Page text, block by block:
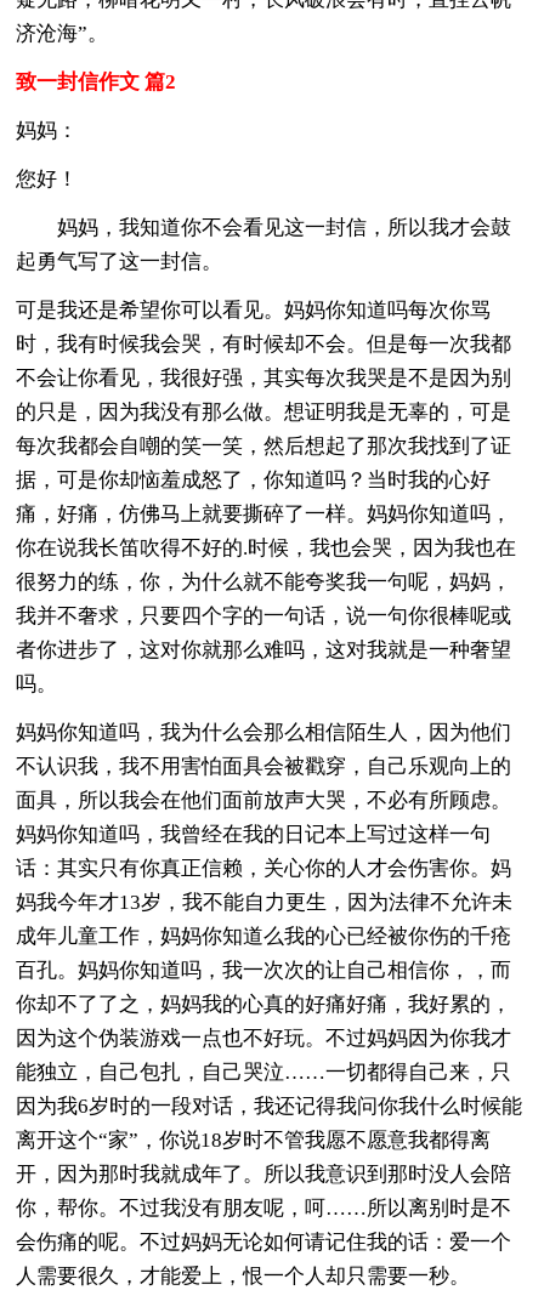
济沧海”。
致一封信作文 篇2
妈妈：
您好！
妈妈，我知道你不会看见这一封信，所以我才会鼓
起勇气写了这一封信。
可是我还是希望你可以看见。妈妈你知道吗每次你骂
时，我有时候我会哭，有时候却不会。但是每一次我都
不会让你看见，我很好强，其实每次我哭是不是因为别
的只是，因为我没有那么做。想证明我是无辜的，可是
每次我都会自嘲的笑一笑，然后想起了那次我找到了证
据，可是你却恼羞成怒了，你知道吗？当时我的心好
痛，好痛，仿佛马上就要撕碎了一样。妈妈你知道吗，
你在说我长笛吹得不好的.时候，我也会哭，因为我也在
很努力的练，你，为什么就不能夸奖我一句呢，妈妈，
我并不奢求，只要四个字的一句话，说一句你很棒呢或
者你进步了，这对你就那么难吗，这对我就是一种奢望
吗。
妈妈你知道吗，我为什么会那么相信陌生人，因为他们
不认识我，我不用害怕面具会被戳穿，自己乐观向上的
面具，所以我会在他们面前放声大哭，不必有所顾虑。
妈妈你知道吗，我曾经在我的日记本上写过这样一句
话：其实只有你真正信赖，关心你的人才会伤害你。妈
妈我今年才13岁，我不能自力更生，因为法律不允许未
成年儿童工作，妈妈你知道么我的心已经被你伤的千疮
百孔。妈妈你知道吗，我一次次的让自己相信你，，而
你却不了了之，妈妈我的心真的好痛好痛，我好累的，
因为这个伪装游戏一点也不好玩。不过妈妈因为你我才
能独立，自己包扎，自己哭泣……一切都得自己来，只
因为我6岁时的一段对话，我还记得我问你我什么时候能
离开这个“家”，你说18岁时不管我愿不愿意我都得离
开，因为那时我就成年了。所以我意识到那时没人会陪
你，帮你。不过我没有朋友呢，呵……所以离别时是不
会伤痛的呢。不过妈妈无论如何请记住我的话：爱一个
人需要很久，才能爱上，恨一个人却只需要一秒。